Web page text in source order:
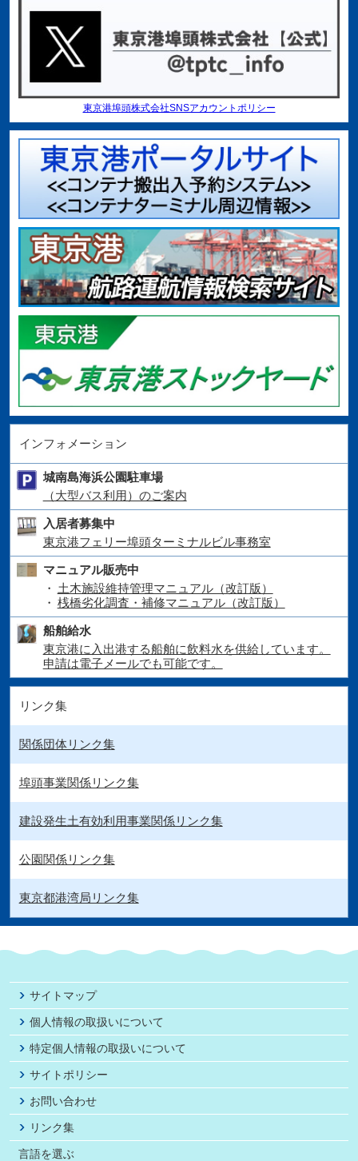
東京港埠頭株式会社SNSアカウントポリシー
インフォメーション
城南島海浜公園駐車場
（大型バス利用）のご案内
入居者募集中
東京港フェリー埠頭ターミナルビル事務室
マニュアル販売中
土木施設維持管理マニュアル（改訂版）
桟橋劣化調査・補修マニュアル（改訂版）
船舶給水
東京港に入出港する船舶に飲料水を供給しています。
申請は電子メールでも可能です。
リンク集
関係団体リンク集
埠頭事業関係リンク集
建設発生土有効利用事業関係リンク集
公園関係リンク集
東京都港湾局リンク集
サイトマップ
個人情報の取扱いについて
特定個人情報の取扱いについて
サイトポリシー
お問い合わせ
リンク集
言語を選ぶ